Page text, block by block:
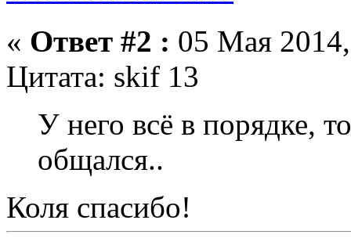
« Ответ #2 : 05 Мая
Цитата: skif 13
У него всё в порядке,
общался..
Коля спасибо!